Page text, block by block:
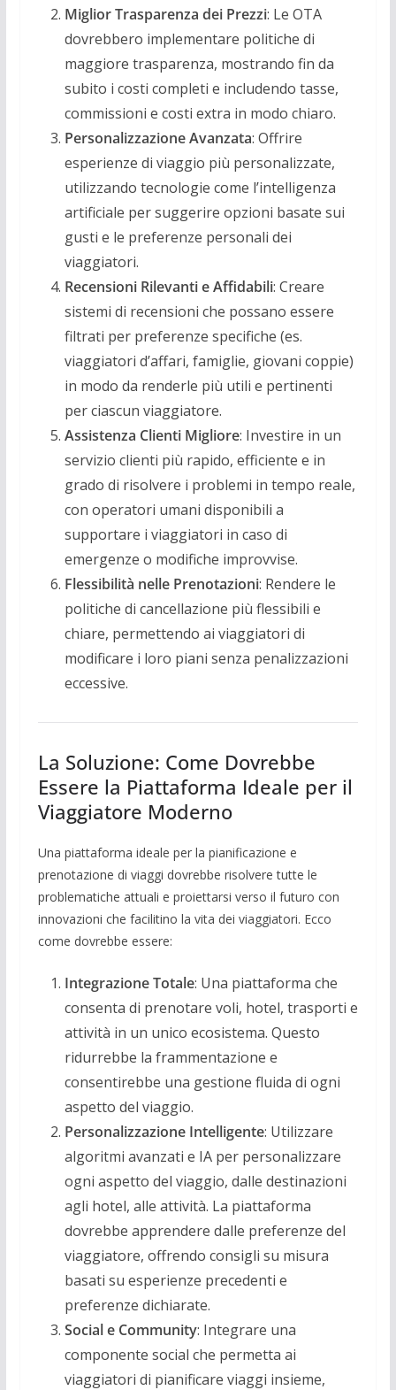
Miglior Trasparenza dei Prezzi: Le OTA
dovrebbero implementare politiche di
maggiore trasparenza, mostrando fin da
subito i costi completi e includendo tasse,
commissioni e costi extra in modo chiaro.
Personalizzazione Avanzata: Offrire
esperienze di viaggio più personalizzate,
utilizzando tecnologie come l’intelligenza
artificiale per suggerire opzioni basate sui
gusti e le preferenze personali dei
viaggiatori.
Recensioni Rilevanti e Affidabili: Creare
sistemi di recensioni che possano essere
filtrati per preferenze specifiche (es.
viaggiatori d’affari, famiglie, giovani coppie)
in modo da renderle più utili e pertinenti
per ciascun viaggiatore.
Assistenza Clienti Migliore: Investire in un
servizio clienti più rapido, efficiente e in
grado di risolvere i problemi in tempo reale,
con operatori umani disponibili a
supportare i viaggiatori in caso di
emergenze o modifiche improvvise.
Flessibilità nelle Prenotazioni: Rendere le
politiche di cancellazione più flessibili e
chiare, permettendo ai viaggiatori di
modificare i loro piani senza penalizzazioni
eccessive.
La Soluzione: Come Dovrebbe
Essere la Piattaforma Ideale per il
Viaggiatore Moderno
Una piattaforma ideale per la pianificazione e
prenotazione di viaggi dovrebbe risolvere tutte le
problematiche attuali e proiettarsi verso il futuro con
innovazioni che facilitino la vita dei viaggiatori. Ecco
come dovrebbe essere:
Integrazione Totale: Una piattaforma che
consenta di prenotare voli, hotel, trasporti e
attività in un unico ecosistema. Questo
ridurrebbe la frammentazione e
consentirebbe una gestione fluida di ogni
aspetto del viaggio.
Personalizzazione Intelligente: Utilizzare
algoritmi avanzati e IA per personalizzare
ogni aspetto del viaggio, dalle destinazioni
agli hotel, alle attività. La piattaforma
dovrebbe apprendere dalle preferenze del
viaggiatore, offrendo consigli su misura
basati su esperienze precedenti e
preferenze dichiarate.
Social e Community: Integrare una
componente social che permetta ai
viaggiatori di pianificare viaggi insieme,